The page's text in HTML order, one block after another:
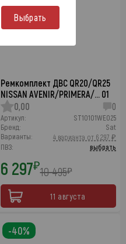
Ремкомплект ДВС QR20/QR25
NISSAN AVENIR/PRIMERA/… 01
0,00
0
Артикул:
ST10101WE025
Бренд:
Sat
Варианты:
4 варианта от 6 297 ₽
ПВЗ:
выбрать
6 297₽10 495₽
11 августа
-40%
-40%
Выбрать